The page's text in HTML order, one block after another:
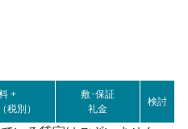
+
税別）
敷･保証
礼金
検討